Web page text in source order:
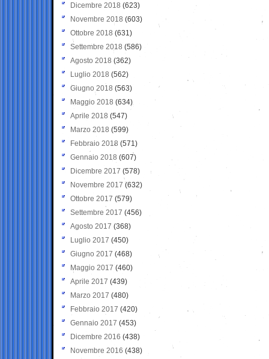
Dicembre 2018 (623)
Novembre 2018 (603)
Ottobre 2018 (631)
Settembre 2018 (586)
Agosto 2018 (362)
Luglio 2018 (562)
Giugno 2018 (563)
Maggio 2018 (634)
Aprile 2018 (547)
Marzo 2018 (599)
Febbraio 2018 (571)
Gennaio 2018 (607)
Dicembre 2017 (578)
Novembre 2017 (632)
Ottobre 2017 (579)
Settembre 2017 (456)
Agosto 2017 (368)
Luglio 2017 (450)
Giugno 2017 (468)
Maggio 2017 (460)
Aprile 2017 (439)
Marzo 2017 (480)
Febbraio 2017 (420)
Gennaio 2017 (453)
Dicembre 2016 (438)
Novembre 2016 (438)